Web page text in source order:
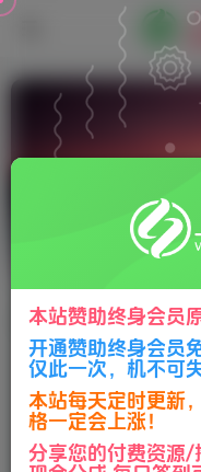
排序 更新 浏览 点
本站赞助终身会员
开通赞助终身会员
仅此一次，机不可
本站每天定时更新
格一定会上涨！
分享您的付费资源